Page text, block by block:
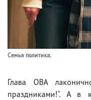
Семья политика.
Глава ОВА
праздниками!". А в